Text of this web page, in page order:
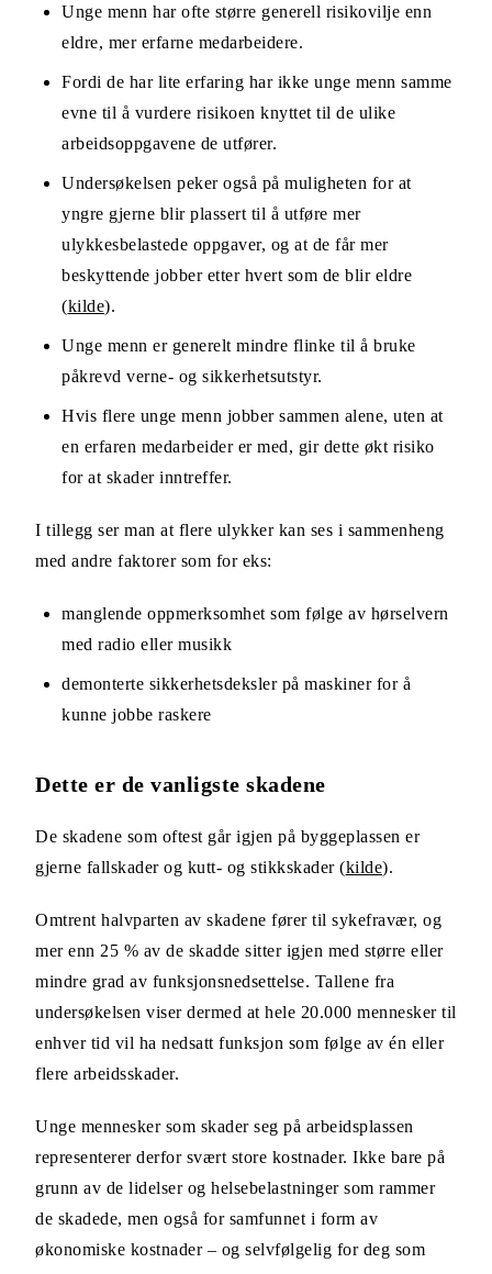
Unge menn har ofte større generell risikovilje enn
eldre, mer erfarne medarbeidere.
Fordi de har lite erfaring har ikke unge menn samme
evne til å vurdere risikoen knyttet til de ulike
arbeidsoppgavene de utfører.
Undersøkelsen peker også på muligheten for at
yngre gjerne blir plassert til å utføre mer
ulykkesbelastede oppgaver, og at de får mer
beskyttende jobber etter hvert som de blir eldre
(kilde).
Unge menn er generelt mindre flinke til å bruke
påkrevd verne- og sikkerhetsutstyr.
Hvis flere unge menn jobber sammen alene, uten at
en erfaren medarbeider er med, gir dette økt risiko
for at skader inntreffer.
I tillegg ser man at flere ulykker kan ses i sammenheng
med andre faktorer som for eks:
manglende oppmerksomhet som følge av hørselvern
med radio eller musikk
demonterte sikkerhetsdeksler på maskiner for å
kunne jobbe raskere
Dette er de vanligste skadene
De skadene som oftest går igjen på byggeplassen er
gjerne fallskader og kutt- og stikkskader (kilde).
Omtrent halvparten av skadene fører til sykefravær, og
mer enn 25 % av de skadde sitter igjen med større eller
mindre grad av funksjonsnedsettelse. Tallene fra
undersøkelsen viser dermed at hele 20.000 mennesker til
enhver tid vil ha nedsatt funksjon som følge av én eller
flere arbeidsskader.
Unge mennesker som skader seg på arbeidsplassen
representerer derfor svært store kostnader. Ikke bare på
grunn av de lidelser og helsebelastninger som rammer
de skadede, men også for samfunnet i form av
økonomiske kostnader – og selvfølgelig for deg som